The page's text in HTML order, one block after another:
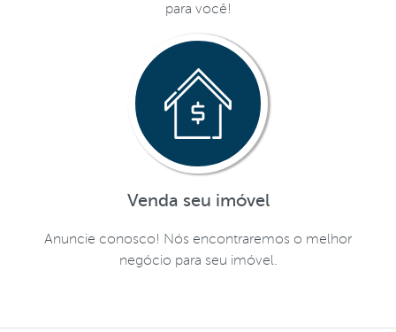
para você!
Venda seu imóvel
Anuncie conosco! Nós encontraremos o melhor
negócio para seu imóvel.